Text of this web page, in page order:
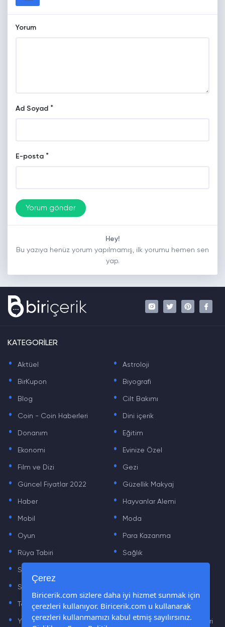
Yorum
Ad Soyad *
E-posta *
Hey!
Bu yazıya henüz yorum yapılmamış, ilk yorumu hemen sen
yap.
KATEGORİLER
. Aktüel . Astroloji
. BirKupon . Biyografi
. Blog . Cilt Bakımı
. Coin - Coin Haberleri . Dini içerik
. Donanım . Eğitim
. Ekonomi . Evinize Özel
. Film ve Dizi . Gezi
. Güncel Fiyatlar 2022 . Güzellik Makyaj
. Haber . Hayvanlar Alemi
. Mobil . Moda
. Oyun . Para Kazanma
. Rüya Tabiri . Sağlık
. Sinema .
. Sözler
. Teknoloji Haberleri . Yaşam
. Yazılım Haberleri . Yiyecek Önerileri ve Tarifleri
Çerez
Biricerik.com sizlere daha iyi hizmet sunmak için
çerezleri kullanıyor. Biricerik.com u kullanarak
çerezleri kullanmamızı kabul etmiş sayılırsınız.